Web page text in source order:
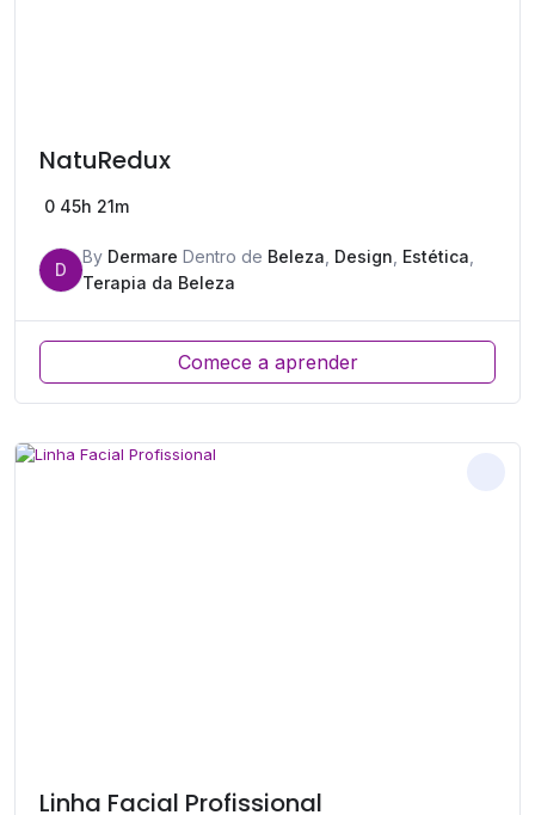
NatuRedux
0 45h 21m
D
By Dermare Dentro de Beleza Design Estética
Terapia da Beleza
Comece a aprender
Linha Facial Profissional